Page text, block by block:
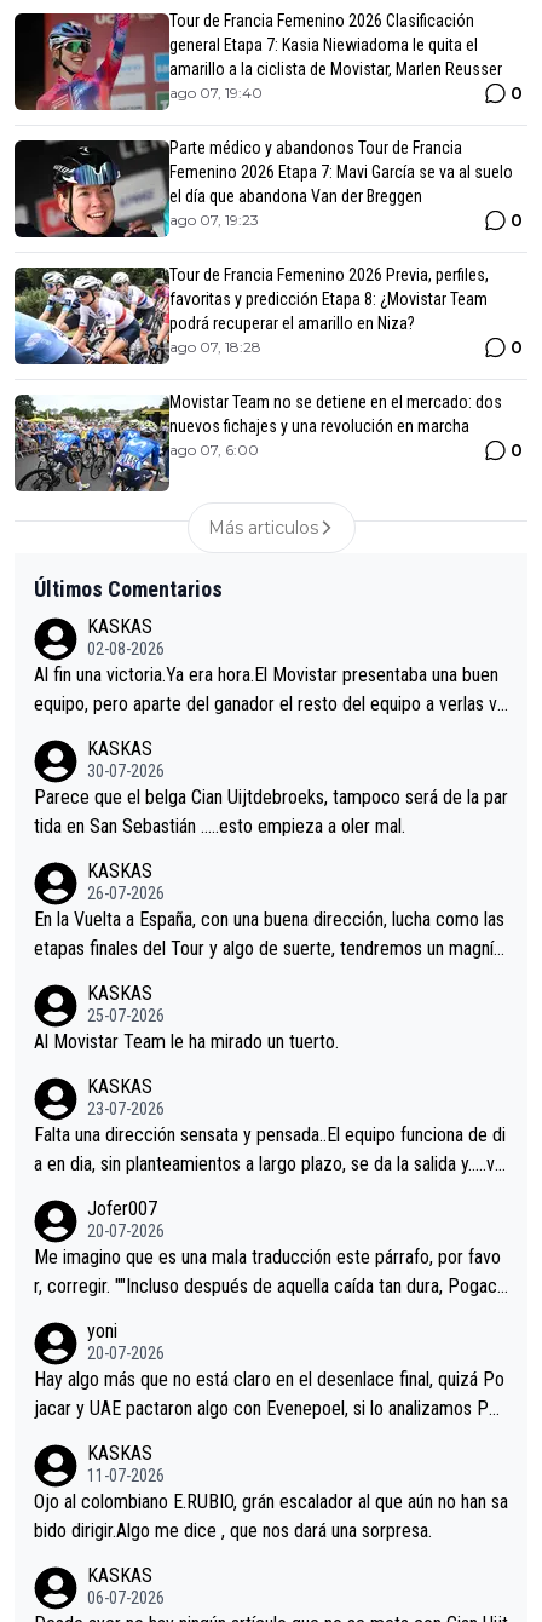
Tour de Francia Femenino 2026 Clasificación
general Etapa 7: Kasia Niewiadoma le quita el
amarillo a la ciclista de Movistar, Marlen Reusser
ago 07, 19:40 0
Parte médico y abandonos Tour de Francia
Femenino 2026 Etapa 7: Mavi García se va al suelo
el día que abandona Van der Breggen
ago 07, 19:23 0
Tour de Francia Femenino 2026 Previa, perfiles,
favoritas y predicción Etapa 8: ¿Movistar Team
podrá recuperar el amarillo en Niza?
ago 07, 18:28 0
Movistar Team no se detiene en el mercado: dos
nuevos fichajes y una revolución en marcha
ago 07, 6:00 0
Más articulos
Últimos Comentarios
KASKAS
02-08-2026
Al fin una victoria.Ya era hora.El Movistar presentaba una buen
equipo, pero aparte del ganador el resto del equipo a verlas ve
s.La única buena noticia es la mejoría de Enric Más en San Seb
astian.Si en la Vuelta a Burgos sigue la mejoría, podríamos ten
er alguna sorpresa en la Vuelta.Ojalá.
KASKAS
30-07-2026
Parece que el belga Cian Uijtdebroeks, tampoco será de la par
tida en San Sebastián …..esto empieza a oler mal.
KASKAS
26-07-2026
En la Vuelta a España, con una buena dirección, lucha como las
etapas finales del Tour y algo de suerte, tendremos un magnífi
KASKAS
25-07-2026
Al Movistar Team le ha mirado un tuerto.
KASKAS
23-07-2026
Falta una dirección sensata y pensada..El equipo funciona de di
a en dia, sin planteamientos a largo plazo, se da la salida y…..ve
Minguez, Velez etc etc.Me da pena vivir estos momentos tan
tristes sin victorias.
Jofer007
20-07-2026
Me imagino que es una mala traducción este párrafo, por favo
r, corregir. ""Incluso después de aquella caída tan dura, Pogaca
permaneció pegado a su rueda. Parecía increíble la forma en l
a que era capaz de controlar el miedo", recordó."
yoni
20-07-2026
Hay algo más que no está claro en el desenlace final, quizá Po
jacar y UAE pactaron algo con Evenepoel, si lo analizamos Poj
i sin pedalear, luego está el saludo con Evenepoel dándose la
mano de una manera muy fraternal, más allá de los típicos toqu
es en el hombro con que saludaba a Vingegard. Ahí hubo una in
eta, a ver si por querer poner a Del Toro con calzador en posi
ción de podio UAE y Pojacar se van complicar el tour.
KASKAS
11-07-2026
Ojo al colombiano E.RUBIO, grán escalador al que aún no han sa
bido dirigir.Algo me dice , que nos dará una sorpresa.
KASKAS
06-07-2026